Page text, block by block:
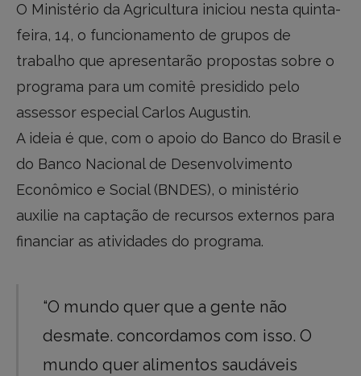
O Ministério da Agricultura iniciou nesta quinta-
feira, 14, o funcionamento de grupos de
trabalho que apresentarão propostas sobre o
programa para um comitê presidido pelo
assessor especial Carlos Augustin.
A ideia é que, com o apoio do Banco do Brasil e
do Banco Nacional de Desenvolvimento
Econômico e Social (BNDES), o ministério
auxilie na captação de recursos externos para
financiar as atividades do programa.
“O mundo quer que a gente não
desmate. concordamos com isso. O
mundo quer alimentos saudáveis